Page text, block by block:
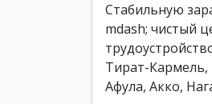
Стабильную
mdash; чистый
Тират-
Афула, Акко,